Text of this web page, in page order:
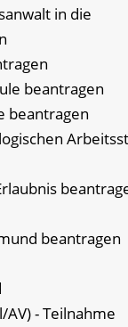
in die
beantragen
beantragen
beantragen
- Teilnahme